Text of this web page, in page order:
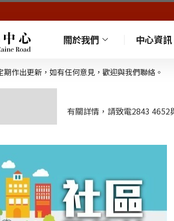
關於我們 中心資訊
作出更新，如有任何意見，歡迎與我們聯絡。
有關詳情，請致電2843 4652